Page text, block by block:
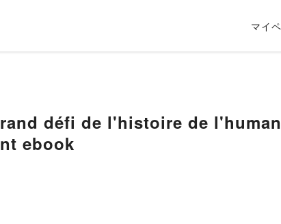
マイ
défi de l'histoire de
ebook